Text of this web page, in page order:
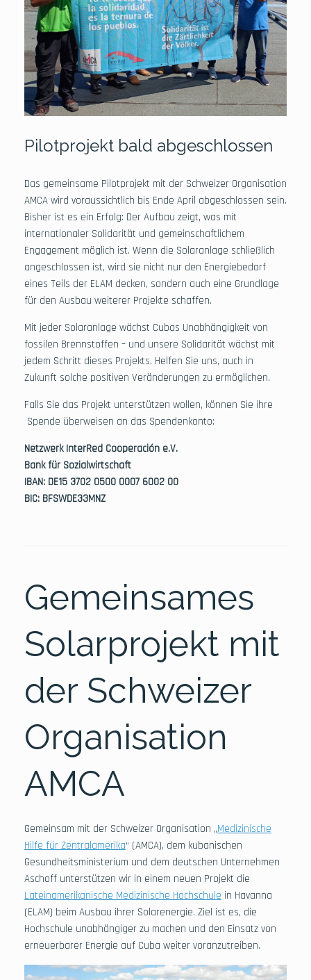
Pilotprojekt bald abgeschlossen
Das gemeinsame Pilotprojekt mit der Schweizer Organisation
AMCA wird voraussichtlich bis Ende April abgeschlossen sein.
Bisher ist es ein Erfolg: Der Aufbau zeigt, was mit
internationaler Solidarität und gemeinschaftlichem
Engagement möglich ist. Wenn die Solaranlage schließlich
angeschlossen ist, wird sie nicht nur den Energiebedarf
eines Teils der ELAM decken, sondern auch eine Grundlage
für den Ausbau weiterer Projekte schaffen.
Mit jeder Solaranlage wächst Cubas Unabhängigkeit von
fossilen Brennstoffen – und unsere Solidarität wächst mit
jedem Schritt dieses Projekts. Helfen Sie uns, auch in
Zukunft solche positiven Veränderungen zu ermöglichen.
Falls Sie das Projekt unterstützen wollen, können Sie ihre
Spende überweisen an das Spendenkonto:
Netzwerk InterRed Cooperación e.V.
Bank für Sozialwirtschaft
IBAN: DE15 3702 0500 0007 6002 00
BIC: BFSWDE33MNZ
Gemeinsames
Solarprojekt mit
der Schweizer
Organisation
AMCA
Gemeinsam mit der Schweizer Organisation „Medizinische
Hilfe für Zentralamerika“ (AMCA), dem kubanischen
Gesundheitsministerium und dem deutschen Unternehmen
Aschoff unterstützen wir in einem neuen Projekt die
Lateinamerikanische Medizinische Hochschule in Havanna
(ELAM) beim Ausbau ihrer Solarenergie. Ziel ist es, die
Hochschule unabhängiger zu machen und den Einsatz von
erneuerbarer Energie auf Cuba weiter voranzutreiben.